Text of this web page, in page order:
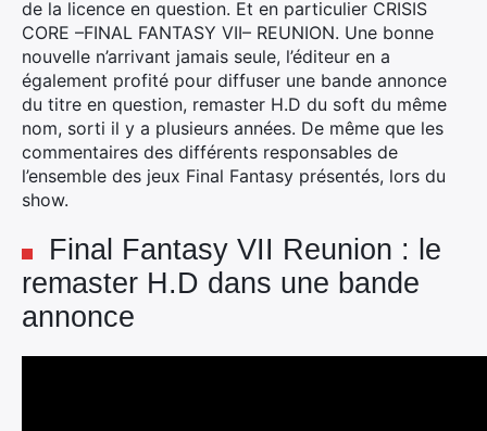
de la licence en question. Et en particulier CRISIS
CORE –FINAL FANTASY VII– REUNION. Une bonne
nouvelle n’arrivant jamais seule, l’éditeur en a
également profité pour diffuser une bande annonce
du titre en question, remaster H.D du soft du même
nom, sorti il y a plusieurs années. De même que les
commentaires des différents responsables de
l’ensemble des jeux Final Fantasy présentés, lors du
show.
Final Fantasy VII Reunion : le
remaster H.D dans une bande
annonce